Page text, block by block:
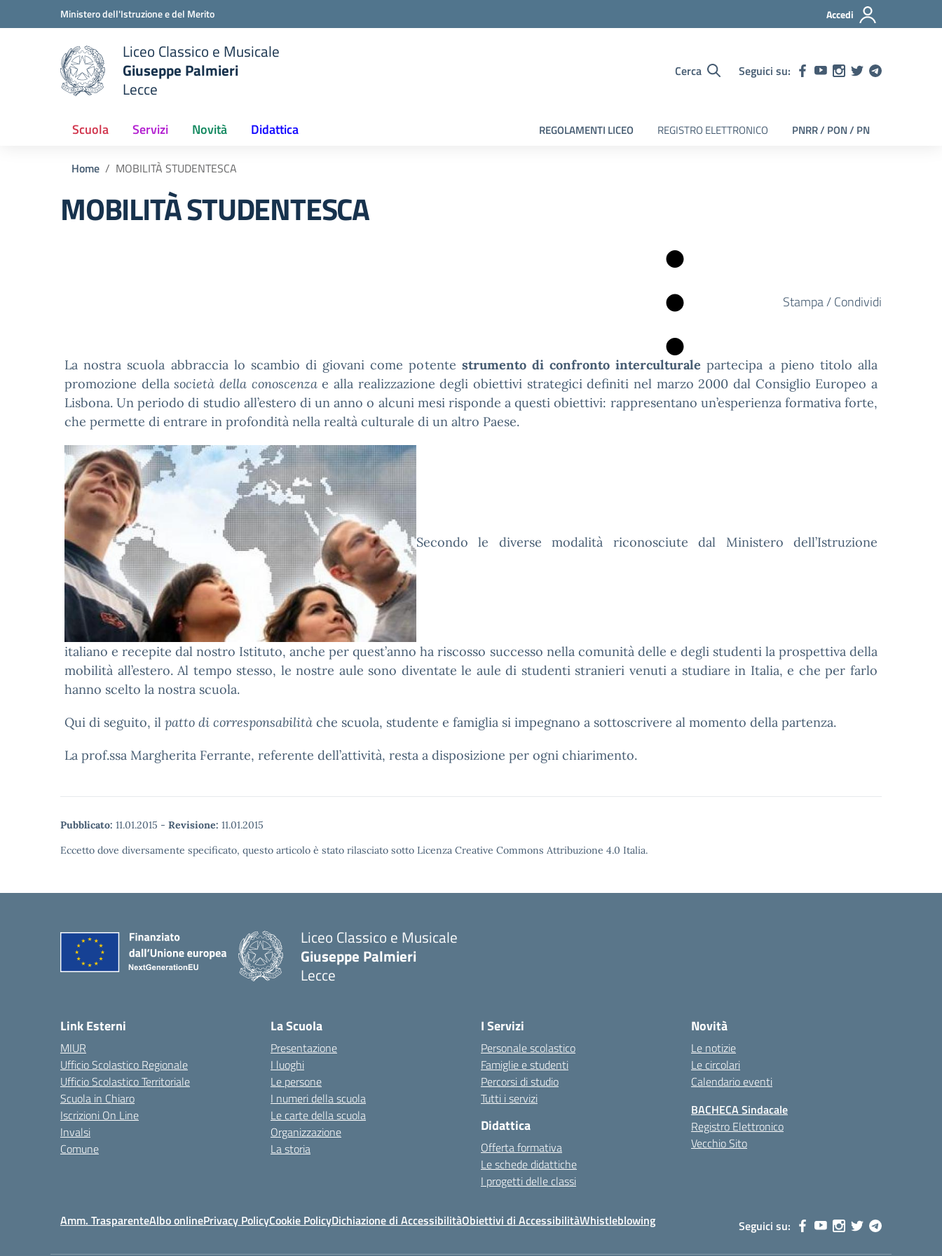
Vai ai contenuti
Vai al menu di navigazioneMinistero dell'Istruzione e del Merito Accedi
scuola
Liceo Classico e Musicale
Giuseppe Palmieri
Lecce
Cerca Seguici su:
Scuola Servizi Novità Didattica REGOLAMENTI LICEO REGISTRO ELETTRONICO PNRR / PON / PN
Home MOBILITÀ STUDENTESCA
MOBILITÀ STUDENTESCA
Stampa / Condividi
La nostra scuola abbraccia lo scambio di giovani come potente strumento di confronto interculturale partecipa a pieno titolo alla
promozione dellasocietà della conoscenzae alla realizzazione degli obiettivi strategici definiti nel marzo 2000 dal Consiglio Europeo a
Lisbona. Un periodo di studio all’estero di un anno o alcuni mesi risponde a questi obiettivi: rappresentano un’esperienza formativa forte,
che permette di entrare in profondità nella realtà culturale di un altro Paese.
Secondo le diverse modalità riconosciute dal Ministero dell’Istruzione
italiano e recepite dal nostro Istituto, anche per quest’anno ha riscosso successo nella comunità delle e degli studenti la prospettiva della
mobilità all’estero. Al tempo stesso, le nostre aule sono diventate le aule di studenti stranieri venuti a studiare in Italia, e che per farlo
hanno scelto la nostra scuola.
Qui di seguito, il patto di corresponsabilità che scuola, studente e famiglia si impegnano a sottoscrivere al momento della partenza.
La prof.ssa Margherita Ferrante, referente dell’attività, resta a disposizione per ogni chiarimento.
Pubblicato: 11.01.2015 - Revisione: 11.01.2015
Eccetto dove diversamente specificato, questo articolo è stato rilasciato sotto Licenza Creative Commons Attribuzione 4.0 Italia.
Liceo Classico e Musicale
Giuseppe Palmieri
Lecce
Link Esterni
MIUR
Ufficio Scolastico Regionale
Ufficio Scolastico Territoriale
Scuola in Chiaro
Iscrizioni On Line
Invalsi
Comune
La Scuola
Presentazione
I luoghi
Le persone
I numeri della scuola
Le carte della scuola
Organizzazione
La storia
I Servizi
Personale scolastico
Famiglie e studenti
Percorsi di studio
Tutti i servizi
Didattica
Offerta formativa
Le schede didattiche
I progetti delle classi
Novità
Le notizie
Le circolari
Calendario eventi
BACHECA Sindacale
Registro Elettronico
Vecchio Sito
Amm. TrasparenteAlbo onlinePrivacy PolicyCookie PolicyDichiazione di AccessibilitàObiettivi di AccessibilitàWhistleblowing Seguici su: